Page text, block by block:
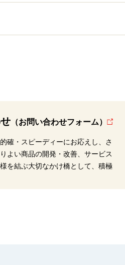
（お問い合わせフォーム）
確・スピーディーにお応えし、さ
よい商品の開発・改善、サービス
を結ぶ大切なかけ橋として、積極